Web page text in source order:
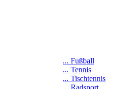
... Fußball
... Tennis
... Tischtennis